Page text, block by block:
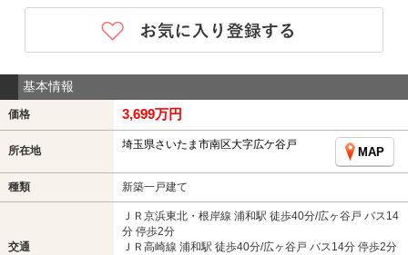
基本情報
価格 3,699万円
所在地 埼玉県さいたま市南区大字広ケ谷戸
MAP
種類 新築一戸建て
交通
ＪＲ京浜東北・根岸線 浦和駅 徒歩40分/広ヶ谷戸 バス14
分 停歩2分
ＪＲ高崎線 浦和駅 徒歩40分/広ヶ谷戸 バス14分 停歩2分